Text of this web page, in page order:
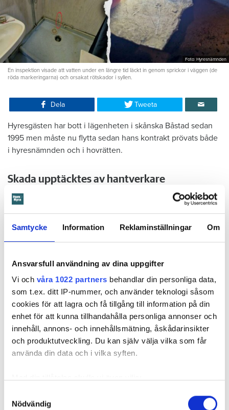
Samtycke Information Reklaminställningar Om
Ansvarsfull användning av dina uppgifter
Vi och våra 1022 partners behandlar din personliga data,
som t.ex. ditt IP-nummer, och använder teknologi såsom
cookies för att lagra och få tillgång till information på din
enhet för att kunna tillhandahålla personliga annonser och
innehåll, annons- och innehållsmätning, åskådarinsikter
och produktutveckling. Du kan själv välja vilka som får
använda din data och i vilka syften.
som kan ha en noggrannhet på upp till flera meter
Nödvändig
Foto: Hyresnämnden
En inspektion visade att vatten under en längre tid läckt in genom sprickor i väggen (de
röda markeringarna) och orsakat rötskador i syllen.
Dela Tweeta
Hyresgästen har bott i lägenheten i skånska Båstad sedan
1995 men måste nu flytta sedan hans kontrakt prövats både
i hyresnämnden och i hovrätten.
Skada upptäcktes av hantverkare
Det var när hyresvärdens hantverkare skulle byta ett
duschmunstycke under hösten förra året som en spricka i
detta lät värden ett företag göra en besiktning av
badrummet. Då upptäcktes att vatten läckt från den trasiga
vattenskador.
Därför sade den privata hyresvärden upp hyreskontraktet
med hänvisning till att hyresgästen inte iakttagit sin så
kallade vårdplikt (se faktaruta). Eftersom han inte gick med
på att flytta fick hyresnämnden i Malmö pröva
uppsägningen.